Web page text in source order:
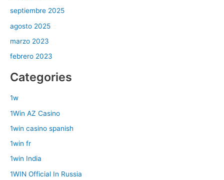
septiembre 2025
agosto 2025
marzo 2023
febrero 2023
Categories
1w
1Win AZ Casino
1win casino spanish
1win fr
1win India
1WIN Official In Russia